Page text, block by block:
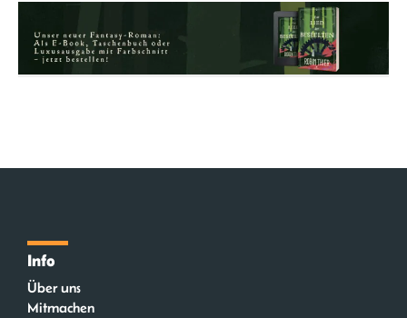
Info
Über uns
Mitmachen